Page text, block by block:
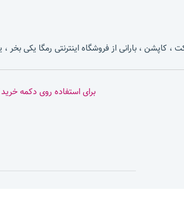
کاپشن ، بارانی از فروشگاه اینترنتی رمگا یکی بخر
برای استفاده روی دکمه